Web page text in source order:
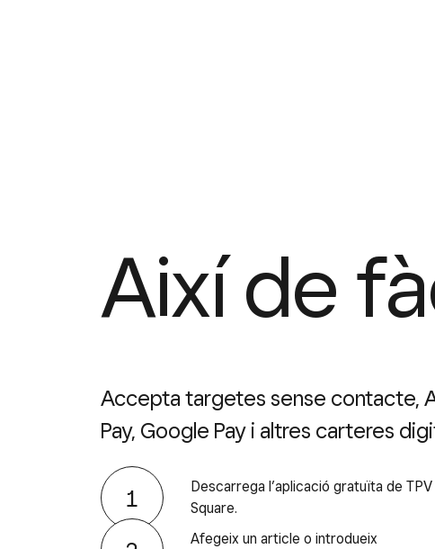
Així de
Accepta targetes sense contacte,
Pay, Google Pay i altres carteres
Descarrega l’aplicació gratuïta de TPV
Square.
Afegeix un article o introdueix